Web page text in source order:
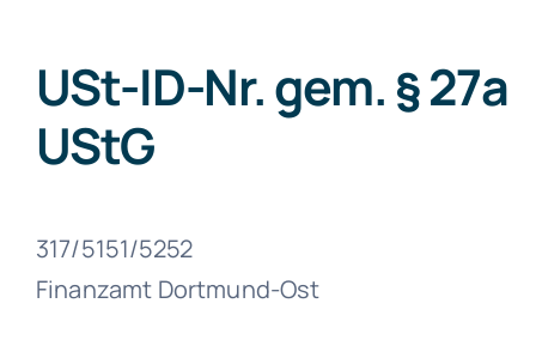
USt-ID-Nr. gem. § 27a
UStG
317/5151/5252
Finanzamt Dortmund-Ost